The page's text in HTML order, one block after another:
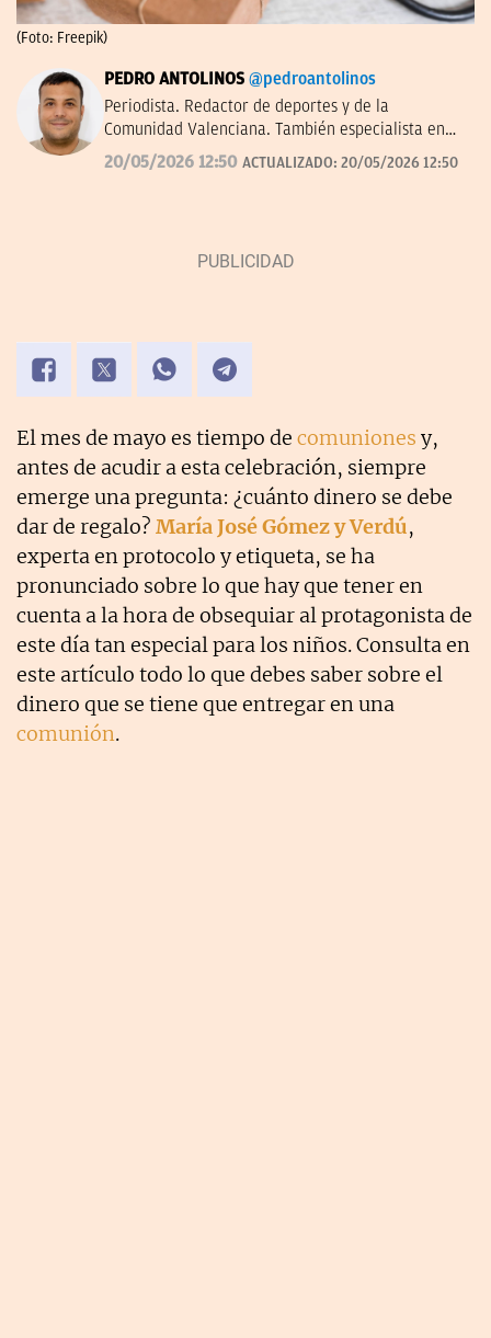
(Foto: Freepik)
PEDRO ANTOLINOS @pedroantolinos
Periodista. Redactor de deportes y de la
Comunidad Valenciana. También especialista en
SEO. En OKDIARIO desde 2017.
20/05/2026 12:50 ACTUALIZADO: 20/05/2026 12:50
El mes de mayo es tiempo de comuniones y,
antes de acudir a esta celebración, siempre
emerge una pregunta: ¿cuánto dinero se debe
dar de regalo? María José Gómez y Verdú,
experta en protocolo y etiqueta, se ha
pronunciado sobre lo que hay que tener en
cuenta a la hora de obsequiar al protagonista de
este día tan especial para los niños. Consulta en
este artículo todo lo que debes saber sobre el
dinero que se tiene que entregar en una
comunión.